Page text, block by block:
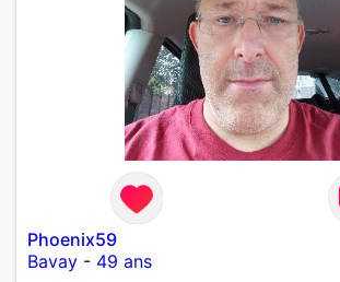
Phoenix59
Bavay - 49 ans